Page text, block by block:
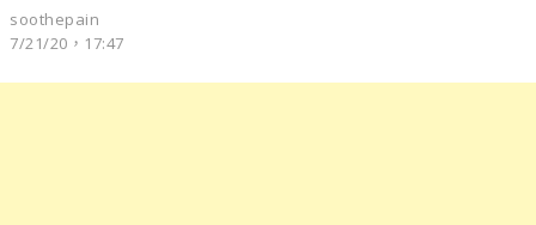
soothepain
7/21/20，17:47